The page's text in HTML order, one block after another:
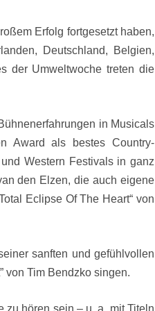
Erfolg fortgesetzt haben,
Deutschland, Belgien,
der Umweltwoche treten die
in Musicals
Award als bestes Country-
Western Festivals in ganz
den Elzen, die auch eigene
Eclipse Of The Heart“ von
sanften und gefühlvollen
von Tim Bendzko singen.
zu hören sein – u. a. mit Titeln